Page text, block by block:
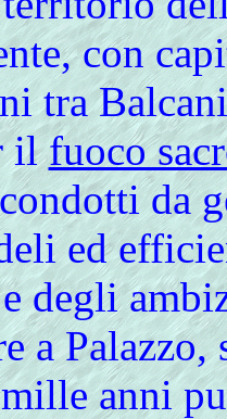
con
tra
ilfuoco
da
ed
degli
a
anni